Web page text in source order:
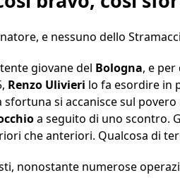
e nessuno dello
giovane del Bologna, e
Renzo Ulivieri lo fa esordire in
sfortuna si accanisce sul
a seguito di uno scontro.
che anteriori. Qualcosa di
nonostante numerose